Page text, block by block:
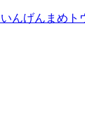
いんげんまめ